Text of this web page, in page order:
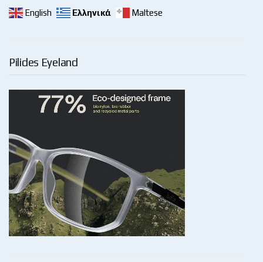
English Ελληνικά Maltese
Pilides Eyeland